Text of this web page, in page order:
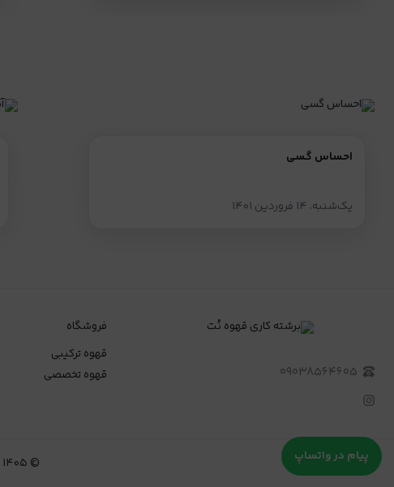
احساس گسی
یک‌شنبه، ۱۴ فروردین ۱۴۰۱
۰۹۰۳۸۵۶۴۶۰۵
فروشگاه
قهوه ترکیبی
قهوه تخصصی
© ۱۴۰۵ پیام در واتساپ